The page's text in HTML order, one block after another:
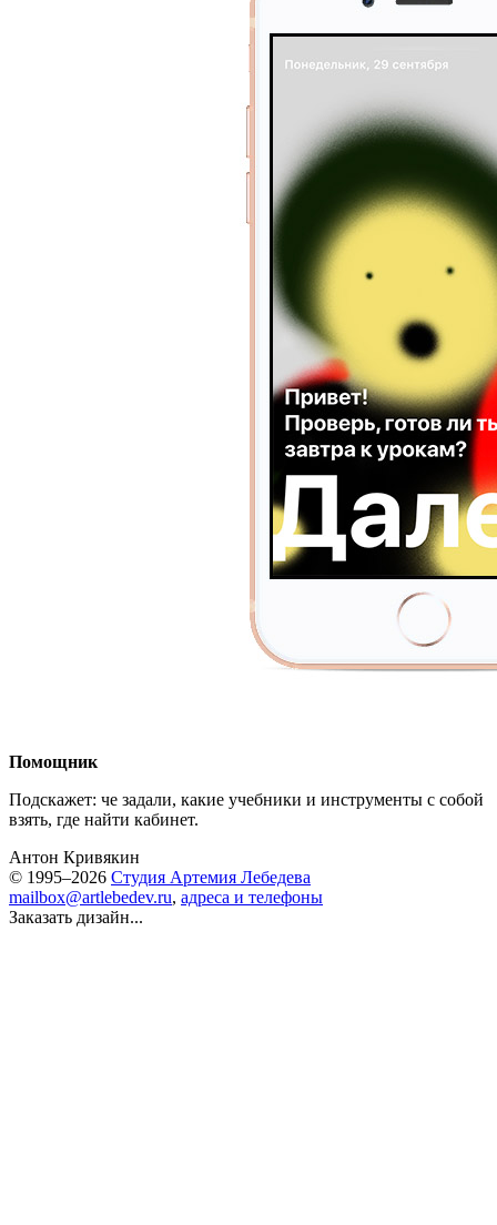
Помощник
Подскажет: че задали, какие учебники и инструменты с собой
взять, где найти кабинет.
Антон Кривякин
© 1995–2026 Студия Артемия Лебедева
mailbox@artlebedev.ru, адреса и телефоны
Заказать дизайн...